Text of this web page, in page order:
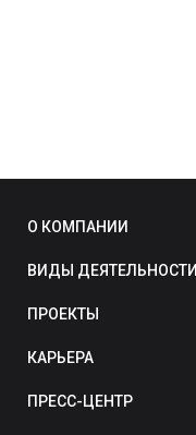
О КОМПАНИИ
ВИДЫ ДЕЯТЕЛЬНОСТИ
ПРОЕКТЫ
КАРЬЕРА
ПРЕСС-ЦЕНТР